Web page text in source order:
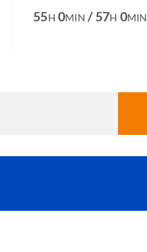
55H 0MIN / 57H 0MIN